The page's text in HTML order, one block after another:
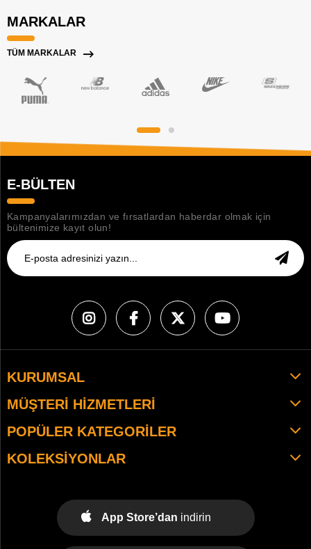
MARKALAR
TÜM MARKALAR
E-BÜLTEN
Kampanyalarımızdan ve fırsatlardan haberdar olmak için
bültenimize kayıt olun!
KURUMSAL
MÜŞTERI HIZMETLERI
POPÜLER KATEGORILER
KOLEKSIYONLAR
App Store’dan indirin